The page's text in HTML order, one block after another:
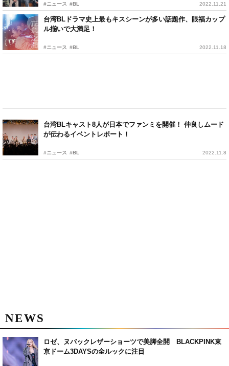
#ニュース #BL 2022.11.21
台湾BLドラマ史上最もキスシーンが多い話題作、眼福カップ
ル揃いで大満足！
#ニュース #BL 2022.11.18
台湾BLキャスト8人が日本でファンミを開催！ 仲良しムード
が伝わるイベントレポート！
#ニュース #BL 2022.11.8
NEWS
ロゼ、ヌバックレザーショーツで美脚全開 BLACKPINK東
京ドーム3DAYSの全ルックに注目